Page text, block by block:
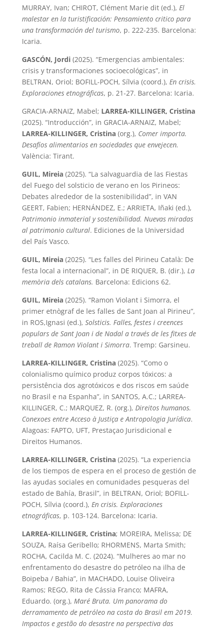
MURRAY, Ivan; CHIROT, Clément Marie dit (ed.), El
malestar en la turistificación: Pensamiento critico para
una transformación del turismo, p. 222-235. Barcelona:
Icaria.
GASCÓN, Jordi(2025). “Emergencias ambientales:
crisis y transformaciones socioecológicas”, in
BELTRAN, Oriol; BOFILL-POCH, Sílvia (coord.), En crisis.
Exploraciones etnográficas, p. 21-27. Barcelona: Icaria.
GRACIA-ARNAIZ, Mabel; LARREA-KILLINGER, Cristina
(2025). “Introducción”, in GRACIA-ARNAIZ, Mabel;
LARREA-KILLINGER, Cristina(org.), Comer importa.
Desafíos alimentarios en sociedades que envejecen.
València: Tirant.
GUIL, Mireia(2025). “La salvaguardia de las Fiestas
del Fuego del solsticio de verano en los Pirineos:
Debates alrededor de la sostenibilidad”, in VAN
GEERT, Fabien; HERNÁNDEZ, E.; ARRIETA, Iñaki (ed.),
Patrimonio inmaterial y sostenibilidad. Nuevas miradas
al patrimonio cultural. Ediciones de la Universidad
del País Vasco.
GUIL, Mireia(2025). “Les falles del Pirineu Català: De
festa local a internacional”, in DE RIQUER, B. (dir.), La
memòria dels catalans. Barcelona: Edicions 62.
GUIL, Mireia(2025). “Ramon Violant i Simorra, el
primer etnògraf de les falles de Sant Joan al Pirineu”,
in ROS,Ignasi (ed.), Solsticis. Falles, festes i creences
populars de Sant Joan i de Nadal a través de les fitxes de
treball de Ramon Violant i Simorra. Tremp: Garsineu.
LARREA-KILLINGER, Cristina(2025). “Como o
colonialismo químico produz corpos tóxicos: a
persistência dos agrotóxicos e dos riscos em saúde
no Brasil e na Espanha”, in SANTOS, A.C.; LARREA-
KILLINGER, C.; MARQUEZ, R. (org.), Direitos humanos.
Conexoes entre Acceso à Justiça e Antropologia Jurídica.
Alagoas: FAPTO, UFT, Prestaçao Jurisdicional e
Direitos Humanos.
LARREA-KILLINGER, Cristina(2025). “La experiencia
de los tiempos de espera en el proceso de gestión de
las ayudas sociales en comunidades pesqueras del
estado de Bahía, Brasil”, in BELTRAN, Oriol; BOFILL-
POCH, Sílvia (coord.), En crisis. Exploraciones
etnográficas, p. 103-124. Barcelona: Icaria.
LARREA-KILLINGER, Cristina; MOREIRA, Melissa; DE
SOUZA, Raísa Geribello; RHORMENS, Marta Smith;
ROCHA, Cacilda M. C. (2024). “Mulheres ao mar no
enfrentamento do desastre do petróleo na ilha de
Boipeba / Bahia”, in MACHADO, Louise Oliveira
Ramos; REGO, Rita de Cássia Franco; MAFRA,
Eduardo. (org.), Maré Bruta. Um panorama do
derramamento de petróleo na costa do Brasil em 2019.
Impactos e gestão do desastre na perspectiva das